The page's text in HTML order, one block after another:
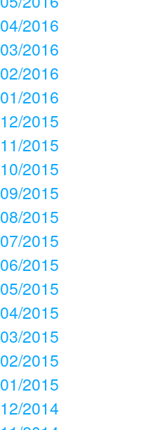
04/2016
03/2016
02/2016
01/2016
12/2015
11/2015
10/2015
09/2015
08/2015
07/2015
06/2015
05/2015
04/2015
03/2015
02/2015
01/2015
12/2014